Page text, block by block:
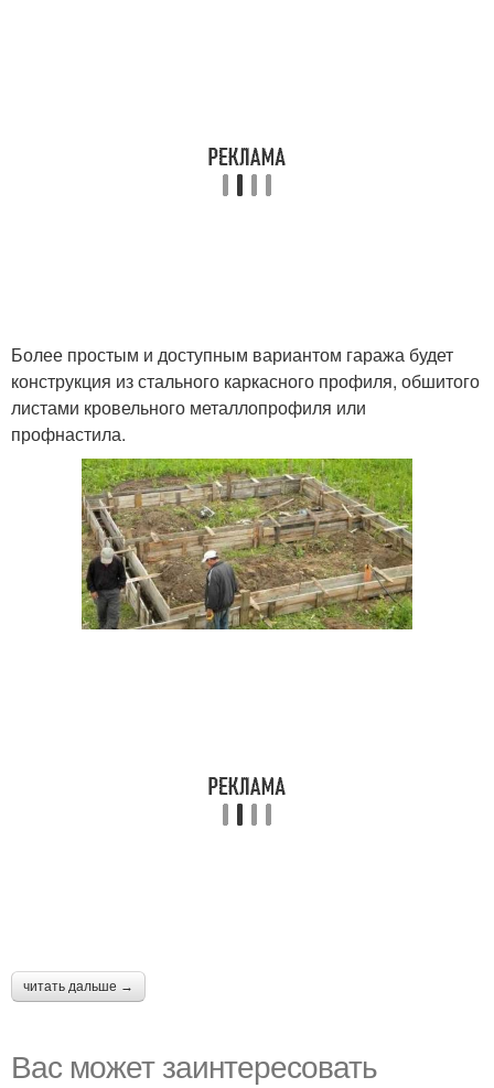
Более простым и доступным вариантом гаража будет
конструкция из стального каркасного профиля, обшитого
листами кровельного металлопрофиля или
профнастила.
читать дальше →
Вас может заинтересовать